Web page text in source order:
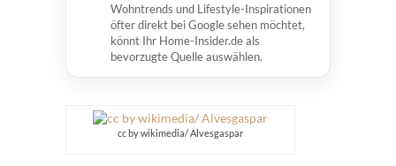
Wohntrends und Lifestyle-Inspirationen
öfter direkt bei Google sehen möchtet,
könnt Ihr Home-Insider.de als
bevorzugte Quelle auswählen.
cc by wikimedia/ Alvesgaspar